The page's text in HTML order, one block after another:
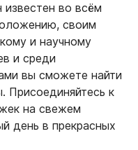
во всём
своим
и научному
и среди
вы сможете найти
Присоединяйтесь к
на свежем
день в прекрасных